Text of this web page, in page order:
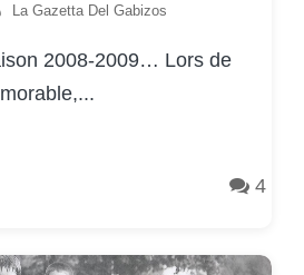
La Gazetta Del Gabizos
2008-2009… Lors de
4